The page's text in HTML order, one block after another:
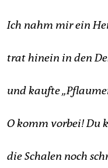
Ich nahm mir ein
trat hinein in den
und kaufte
O komm vorbei! Du
die Schalen noch